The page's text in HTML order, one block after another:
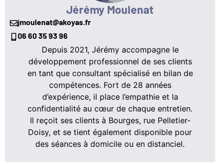
Jérémy Moulenat
jmoulenat@akoyas.fr
06 60 35 93 96
Depuis 2021, Jérémy accompagne le
développement professionnel de ses clients
en tant que consultant spécialisé en bilan de
compétences. Fort de 28 années
d’expérience, il place l’empathie et la
confidentialité au cœur de chaque entretien.
Il reçoit ses clients à Bourges, rue Pelletier-
Doisy, et se tient également disponible pour
des séances à domicile ou en distanciel.